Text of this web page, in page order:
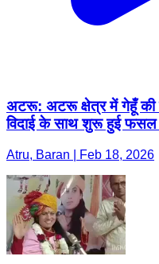
अटरू: अटरू क्षेत्र में गेहूँ की
विदाई के साथ शुरू हुई फसल
Atru, Baran | Feb 18, 2026